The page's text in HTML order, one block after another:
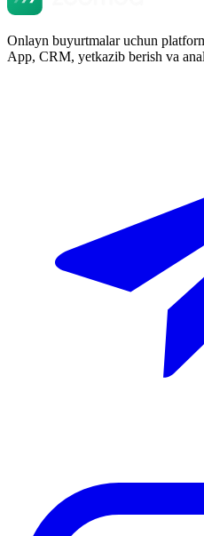
Onlayn buyurtmalar uchun
App, CRM, yetkazib berish va